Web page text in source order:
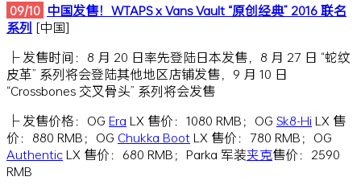
09/10 中国发售！WTAPS x Vans Vault “原创经典” 2016 联名
系列 [中国]
├ 发售时间：8 月 20 日率先登陆日本发售，8 月 27 日 “蛇纹
皮革” 系列将会登陆其他地区店铺发售，9 月 10 日
“Crossbones 交叉骨头” 系列将会发售
├ 发售价格：OG Era LX 售价：1080 RMB；OG Sk8-HiLX 售
价：880 RMB；OG Chukka BootLX 售价：780 RMB；OG
AuthenticLX 售价：680 RMB；Parka 军装夹克售价：2590
RMB